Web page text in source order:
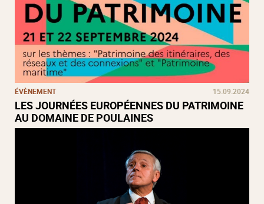
ÉVÈNEMENT 15.09.2024
LES JOURNÉES EUROPÉENNES DU PATRIMOINE
AU DOMAINE DE POULAINES